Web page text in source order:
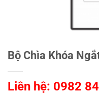
Bộ Chìa Khóa
Liên hệ: 0982